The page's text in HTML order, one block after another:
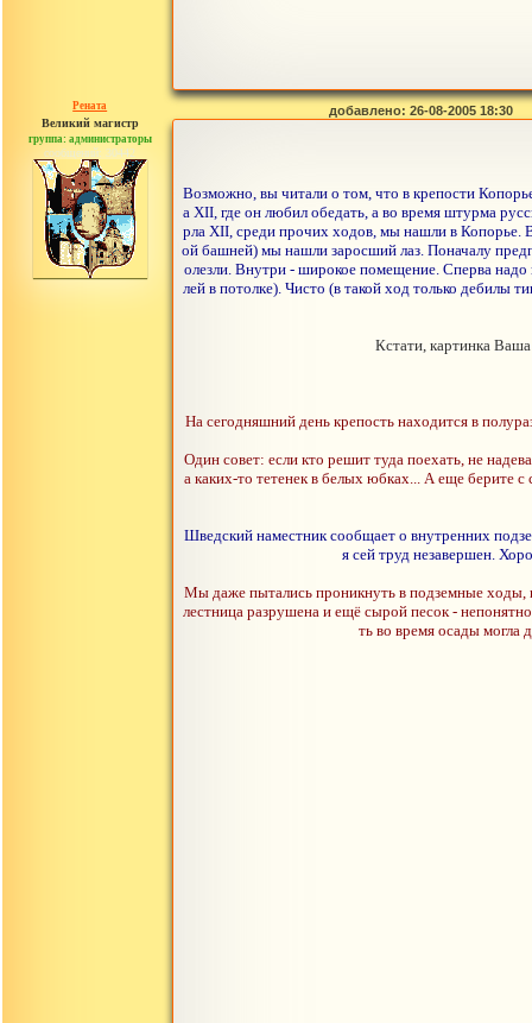
Рената
Великий магистр
группа: администраторы
сообщений: 30442
добавлено: 26-08-2005 18:30
Возможно, вы читали о том, что в крепости
а XII, где он любил обедать, а во время штурма
рла XII, среди прочих ходов, мы нашли в Копорье.
ой башней) мы нашли заросший лаз. Поначалу
олезли. Внутри - широкое помещение. Сперва надо
лей в потолке). Чисто (в такой ход только дебилы
Кстати, картинка
На сегодняшний день крепость находится в
Один совет: если кто решит туда поехать, не
а каких-то тетенек в белых юбках... А еще берите
Шведский наместник сообщает о внутренних
я сей труд незавершен.
Мы даже пытались проникнуть в подземные ходы,
лестница разрушена и ещё сырой песок -
ть во время осады могла